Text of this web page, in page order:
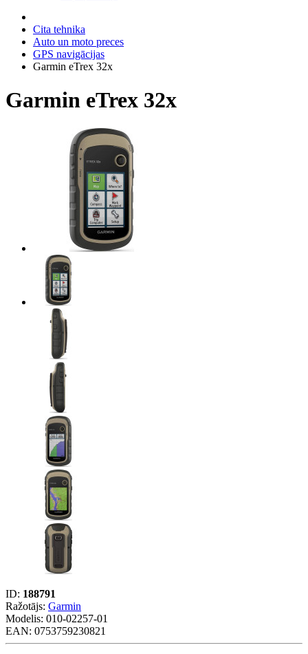
Cita tehnika
Auto un moto preces
GPS navigācijas
Garmin eTrex 32x
Garmin eTrex 32x
ID: 188791
Ražotājs: Garmin
Modelis: 010-02257-01
EAN: 0753759230821